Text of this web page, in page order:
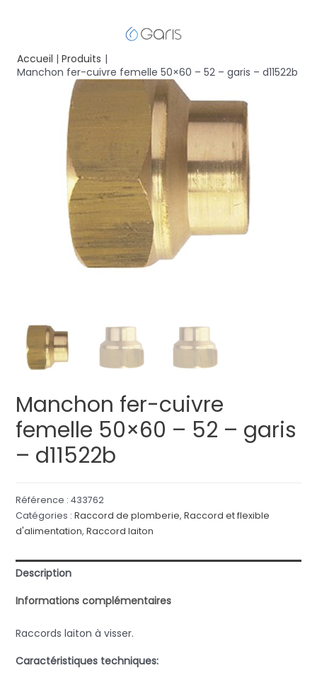
Accueil
Produits
Manchon fer-cuivre femelle 50×60 – 52 – garis – d11522b
Manchon fer-cuivre
femelle 50×60 – 52 – garis
– d11522b
Référence : 433762
Catégories : Raccord de plomberie, Raccord et flexible
d'alimentation, Raccord laiton
Description
Informations complémentaires
Raccords laiton à visser.
Caractéristiques techniques: